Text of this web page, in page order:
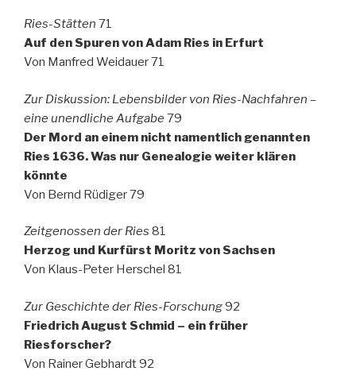
Ries-Stätten 71
Auf den Spuren von Adam Ries in Erfurt
Von Manfred Weidauer 71
Zur Diskussion: Lebensbilder von Ries-Nachfahren –
eine unendliche Aufgabe 79
Der Mord an einem nicht namentlich genannten
Ries 1636. Was nur Genealogie weiter klären
könnte
Von Bernd Rüdiger 79
Zeitgenossen der Ries 81
Herzog und Kurfürst Moritz von Sachsen
Von Klaus-Peter Herschel 81
Zur Geschichte der Ries-Forschung92
Friedrich August Schmid – ein früher
Riesforscher?
Von Rainer Gebhardt 92